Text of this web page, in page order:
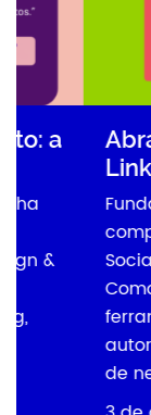
Abradi
LinkedIn
Fundadora
Social
Como
autoridade
de